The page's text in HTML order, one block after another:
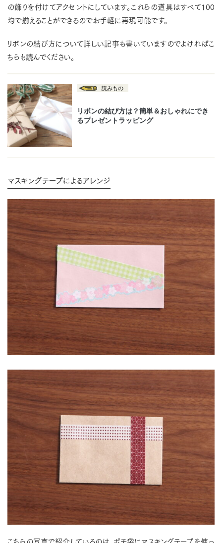
の飾りを付けてアクセントにしています。これらの道具はすべて100
均で揃えることができるのでお手軽に再現可能です。
リボンの結び方について詳しい記事も書いていますのでよければこ
ちらも読んでください。
マスキングテープによるアレンジ